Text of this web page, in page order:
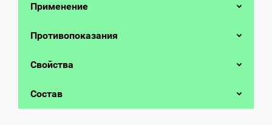
Применение
Противопоказания
Свойства
Состав